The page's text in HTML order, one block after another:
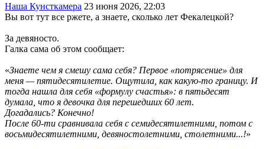
Наша Кунсткамера 23 июня 2026, 22:03
Вы вот тут все ржете, а знаете, сколько лет Фекалецкой?
За девяносто.
Галка сама об этом сообщает:
«Знаете чем я смешу сама себя? Первое «потрясение» для
меня — пятидесятилетие. Ощутила, как какую-то границу. И
тогда нашла для себя «формулу счастья»: в пятьдесят
думала, что я девочка для перешедших 60 лет.
Догадались? Конечно!
После 60-ти сравнивала себя с семидесятилетними, потом с
восьмидесятилетними, девяностолетними, столетними...!»